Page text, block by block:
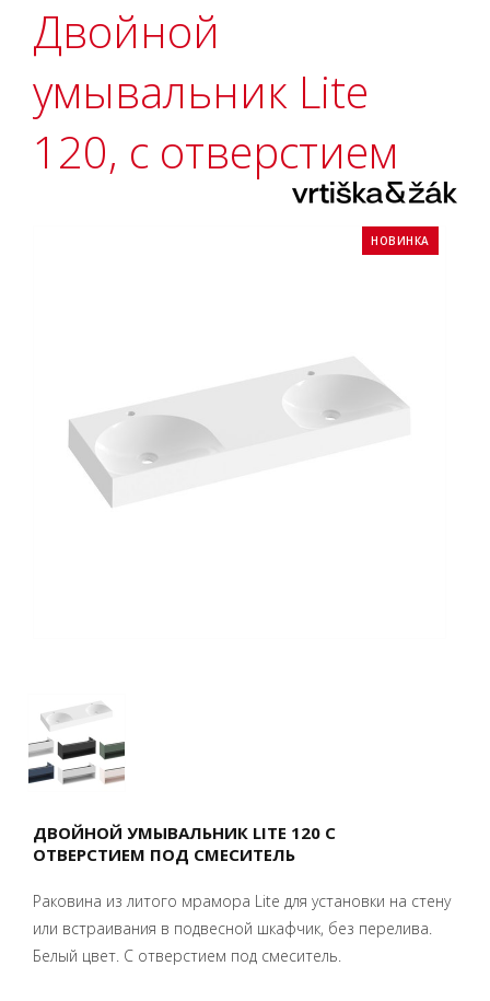
Двойной
умывальник Lite
120, с отверстием
НОВИНКА
ДВОЙНОЙ УМЫВАЛЬНИК LITE 120 С
ОТВЕРСТИЕМ ПОД СМЕСИТЕЛЬ
Раковина из литого мрамора Lite для установки на стену
или встраивания в подвесной шкафчик, без перелива.
Белый цвет. С отверстием под смеситель.